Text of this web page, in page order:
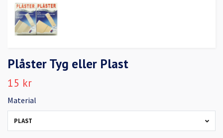
Plåster Tyg eller Plast
15 kr
Material
PLAST